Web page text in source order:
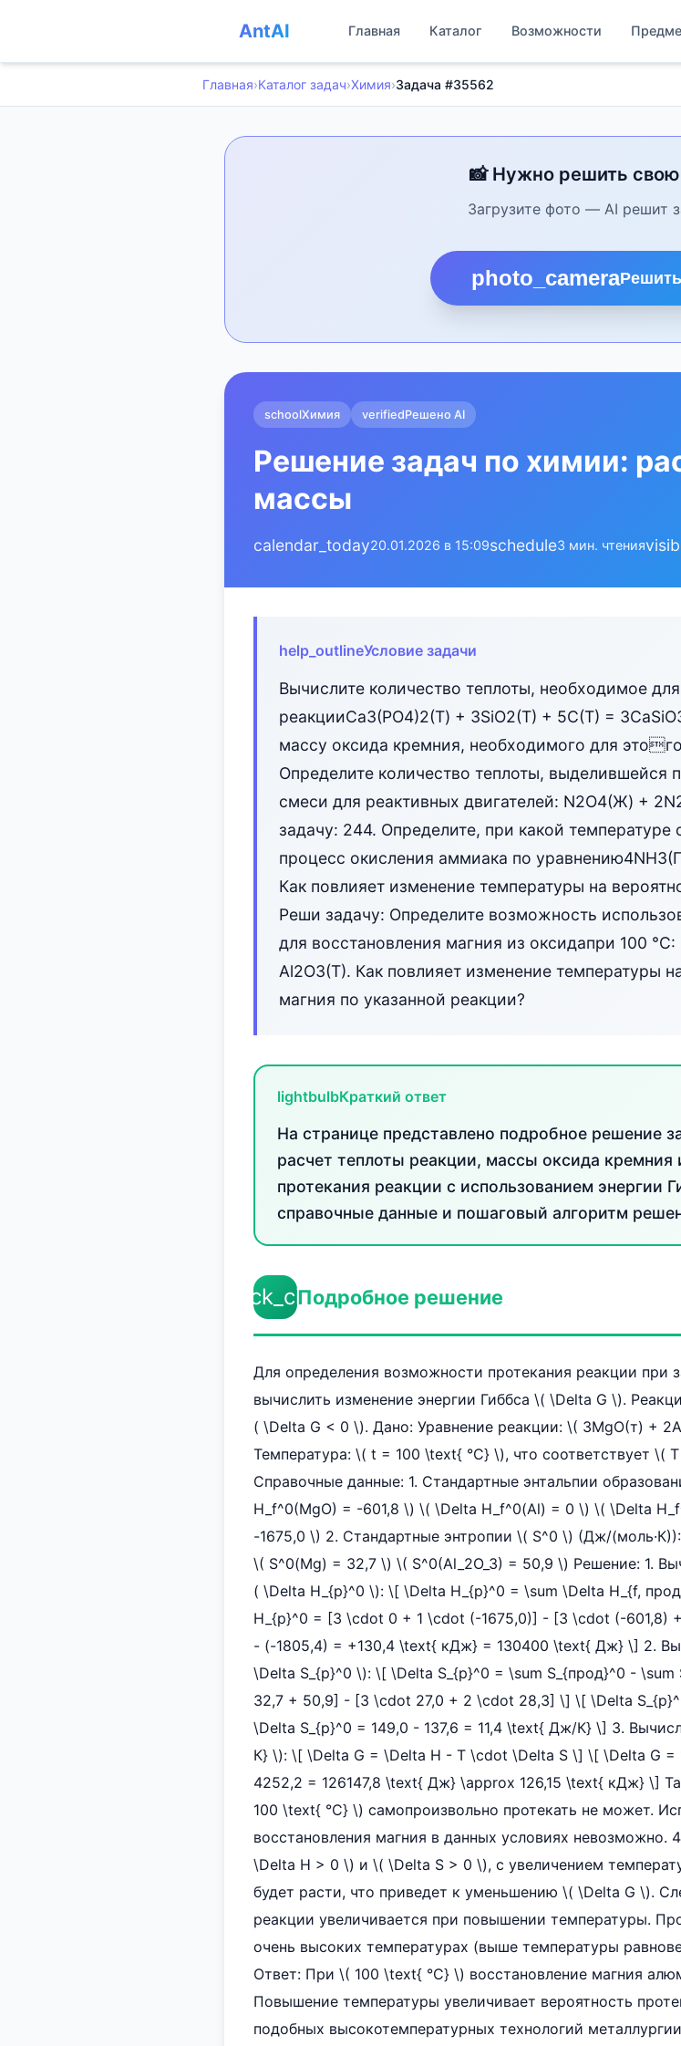
AntAI Главная Каталог Возможности
Главная›Каталог задач›Химия›Задача #35562
📸 Нужно решить свою
Загрузите фото — AI решит
photo_camera
schoolХимия verifiedРешено AI
Решение задач по химии:
массы
calendar_today20.01.2026 в 15:09schedule3 мин. чтения
help_outlineУсловие задачи
Вычислите количество теплоты, необходимое
реакцииCa3(PO4)2(Т) + 3SiO2(T) + 5C(T) =
массу оксида кремния, необходимого для
Определите количество теплоты, выделившейся
смеси для реактивных двигателей: N2O4(Ж) +
задачу: 244. Определите, при какой
процесс окисления аммиака по
Как повлияет изменение температуры на
Реши задачу: Определите возможность
для восстановления магния из оксидапри 100
Al2O3(T). Как повлияет изменение температуры
магния по указанной реакции?
lightbulbКраткий ответ
На странице представлено подробное решение
расчет теплоты реакции, массы оксида
протекания реакции с использованием энергии
справочные данные и пошаговый алгоритм
check_circleПодробное решение
Для определения возможности протекания реакции при
вычислить изменение энергии Гиббса \( \Delta G \).
( \Delta G < 0 \). Дано: Уравнение реакции: \( 3MgO(т) +
Температура: \( t = 100 \text{ °C} \), что соответствует \(
Справочные данные: 1. Стандартные энтальпии
H_f^0(MgO) = -601,8 \) \( \Delta H_f^0(Al) = 0 \) \( \Delta
-1675,0 \) 2. Стандартные энтропии \( S^0 \) (Дж/
\( S^0(Mg) = 32,7 \) \( S^0(Al_2O_3) = 50,9 \) Решение: 1.
( \Delta H_{р}^0 \): \[ \Delta H_{р}^0 = \sum \Delta H_{f,
H_{р}^0 = [3 \cdot 0 + 1 \cdot (-1675,0)] - [3 \cdot (-601,8)
- (-1805,4) = +130,4 \text{ кДж} = 130400 \text{ Дж} \] 2.
\Delta S_{р}^0 \): \[ \Delta S_{р}^0 = \sum S_{прод}^0 -
32,7 + 50,9] - [3 \cdot 27,0 + 2 \cdot 28,3] \] \[ \Delta
\Delta S_{р}^0 = 149,0 - 137,6 = 11,4 \text{ Дж/К} \] 3.
К} \): \[ \Delta G = \Delta H - T \cdot \Delta S \] \[ \Delta G =
4252,2 = 126147,8 \text{ Дж} \approx 126,15 \text{ кДж} \]
100 \text{ °C} \) самопроизвольно протекать не может.
восстановления магния в данных условиях невозможно.
\Delta H > 0 \) и \( \Delta S > 0 \), с увеличением
будет расти, что приведет к уменьшению \( \Delta G \).
реакции увеличивается при повышении температуры.
очень высоких температурах (выше температуры
Ответ: При \( 100 \text{ °C} \) восстановление магния
Повышение температуры увеличивает вероятность
подобных высокотемпературных технологий